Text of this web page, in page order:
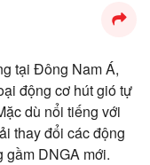
tại Đông Nam Á,
động cơ hút gió tự
dù nổi tiếng với
thay đổi các động
gầm DNGA mới.